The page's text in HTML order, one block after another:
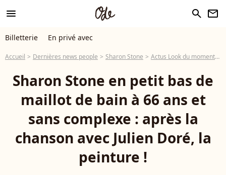
menu search newsletter
Billetterie En privé avec
Accueil Dernières news people Sharon Stone Actus Look du moment
Sharon Stone en petit bas de
maillot de bain à 66 ans et
sans complexe : après la
chanson avec Julien Doré, la
peinture !